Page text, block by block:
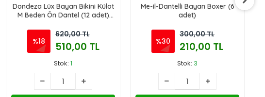
Dondeza Lüx Bayan Bikini Külot
M Beden Ön Dantel (12 adet)
%18
620,00 TL
510,00 TL
Stok: 1
Me-il-Dantelli Bayan Boxer (6
adet)
%30
300,00 TL
210,00 TL
Stok: 3